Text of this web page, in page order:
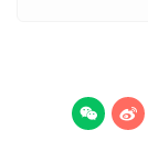
 